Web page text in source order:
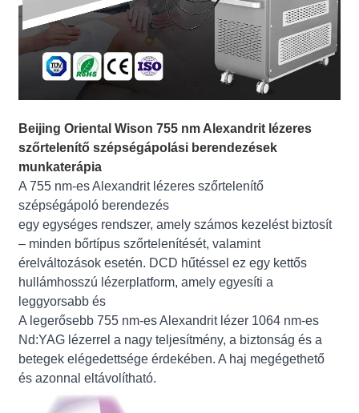
Beijing Oriental Wison 755 nm Alexandrit lézeres
szőrtelenítő szépségápolási berendezések
munkaterápia
A 755 nm-es Alexandrit lézeres szőrtelenítő
szépségápoló berendezés
egy egységes rendszer, amely számos kezelést biztosít
– minden bőrtípus szőrtelenítését, valamint
érelváltozások esetén. DCD hűtéssel ez egy kettős
hullámhosszú lézerplatform, amely egyesíti a
leggyorsabb és
A legerősebb 755 nm-es Alexandrit lézer 1064 nm-es
Nd:YAG lézerrel a nagy teljesítmény, a biztonság és a
betegek elégedettsége érdekében. A haj megégethető
és azonnal eltávolítható.